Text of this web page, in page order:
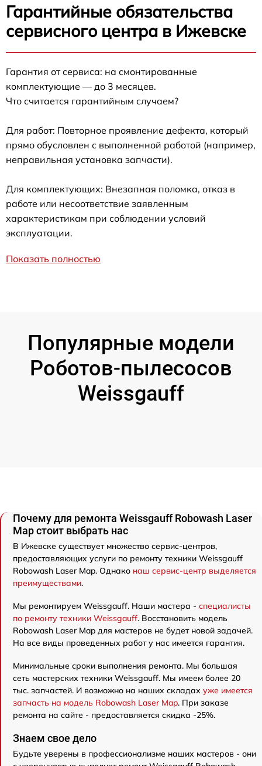
Гарантийные обязательства
сервисного центра в Ижевске
Гарантия от сервиса: на смонтированные
комплектующие — до 3 месяцев.
Что считается гарантийным случаем?
Для работ: Повторное проявление дефекта, который
прямо обусловлен с выполненной работой (например,
неправильная установка запчасти).
Для комплектующих: Внезапная поломка, отказ в
работе или несоответствие заявленным
характеристикам при соблюдении условий
эксплуатации.
Показать полностью
Популярные модели
Роботов-пылесосов
Weissgauff
Почему для ремонта Weissgauff Robowash Laser
Map стоит выбрать нас
В Ижевске существует множество сервис-центров,
предоставляющих услуги по ремонту техники Weissgauff
Robowash Laser Map. Однако наш сервис-центр выделяется
преимуществами.
Мы ремонтируем Weissgauff. Наши мастера - специалисты
по ремонту техники Weissgauff. Восстановить модель
Robowash Laser Map для мастеров не будет новой задачей.
На все виды проведенных работ у нас имеется гарантия.
Минимальные сроки выполнения ремонта. Мы большая
сеть мастерских техники Weissgauff. Мы имеем более 20
тыс. запчастей. И возможно на наших складах уже имеется
запчасть на модель Robowash Laser Map. При заказе
ремонта на сайте - предоставляется скидка -25%.
Знаем свое дело
Будьте уверены в профессионализме наших мастеров - они